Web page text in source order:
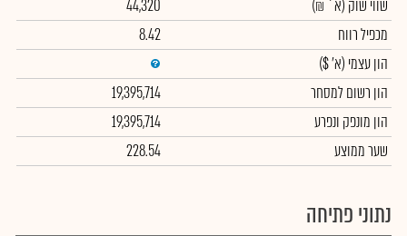
שווי שוק (א` ₪)
44,320
מכפיל רווח
8.42
הון עצמי (א' $)
הון רשום למסחר
19,395,714
הון מונפק ונפרע
19,395,714
שער ממוצע
228.54
נתוני פתיחה